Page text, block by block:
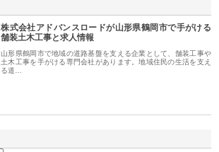
株式会社アドバンスロードが山形県鶴岡市で手がける
舗装土木工事と求人情報
山形県鶴岡市で地域の道路基盤を支える企業として、舗装工事や
土木工事を手がける専門会社があります。地域住民の生活を支え
る道…